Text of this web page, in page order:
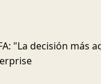
"La decisión más